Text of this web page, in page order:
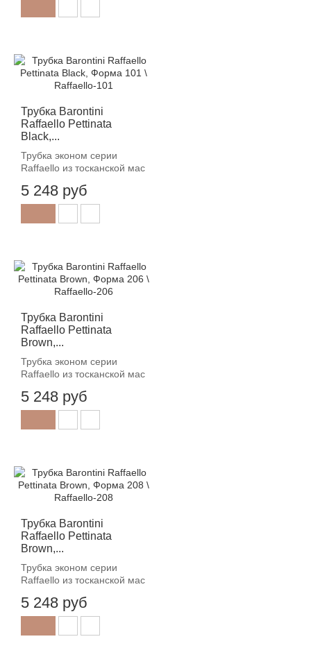
Трубка Barontini
Raffaello Pettinata
Black,...
Трубка эконом серии
Raffaello из тосканской мас
5 248 руб
Трубка Barontini
Raffaello Pettinata
Brown,...
Трубка эконом серии
Raffaello из тосканской мас
5 248 руб
Трубка Barontini
Raffaello Pettinata
Brown,...
Трубка эконом серии
Raffaello из тосканской мас
5 248 руб